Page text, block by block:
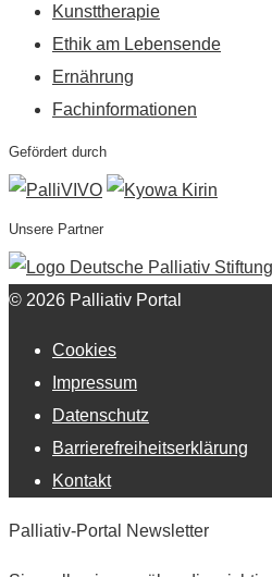
Kunsttherapie
Ethik am Lebensende
Ernährung
Fachinformationen
Gefördert durch
Unsere Partner
© 2026 Palliativ Portal
Cookies
Impressum
Datenschutz
Barrierefreiheitserklärung
Kontakt
Palliativ-Portal Newsletter